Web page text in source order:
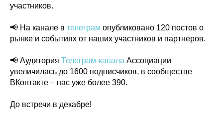
участников.
📢 На канале в телеграм опубликовано 120 постов о
рынке и событиях от наших участников и партнеров.
📢 Аудитория Телеграм-канала Ассоциации
увеличилась до 1600 подписчиков, в сообществе
ВКонтакте – нас уже более 390.
До встречи в декабре!
ссылка на ROBOTUNION.RU — обязательна
© 2015-2026 НАУРР. Все права защищены.